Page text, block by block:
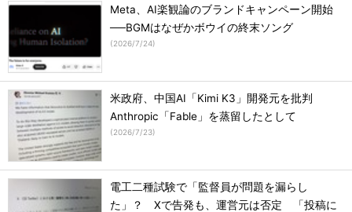
Meta、AI楽観論のブランドキャンペーン開始
──BGMはなぜかボウイの終末ソング
(2026/7/24)
米政府、中国AI「Kimi K3」開発元を批判
Anthropic「Fable」を蒸留したとして
(2026/7/23)
電工二種試験で「監督員が問題を漏らし
た」？ Xで告発も、運営元は否定 「投稿に